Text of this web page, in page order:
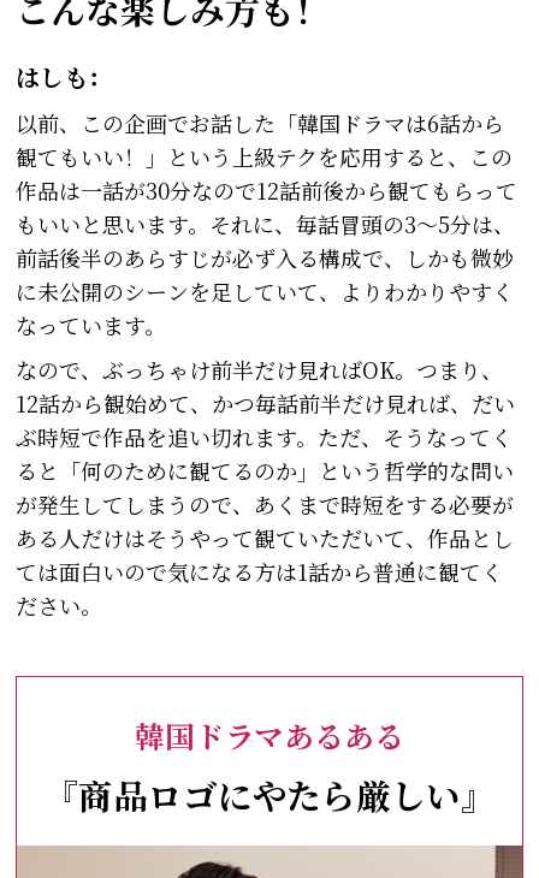
はしも：
以前、この企画でお話した「韓国ドラマは6話から
観てもいい！」という上級テクを応用すると、この
作品は一話が30分なので12話前後から観てもらって
もいいと思います。それに、毎話冒頭の3〜5分は、
前話後半のあらすじが必ず入る構成で、しかも微妙
に未公開のシーンを足していて、よりわかりやすく
なっています。
なので、ぶっちゃけ前半だけ見ればOK。つまり、
12話から観始めて、かつ毎話前半だけ見れば、だい
ぶ時短で作品を追い切れます。ただ、そうなってく
ると「何のために観てるのか」という哲学的な問い
が発生してしまうので、あくまで時短をする必要が
ある人だけはそうやって観ていただいて、作品とし
ては面白いので気になる方は1話から普通に観てく
ださい。
韓国ドラマあるある
『商品ロゴにやたら厳しい』